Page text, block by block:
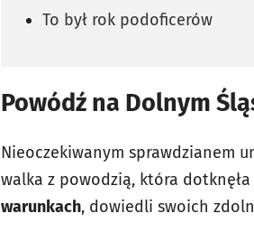
To był rok podoficerów
Powódź na Dolnym
Nieoczekiwanym sprawdzianem
walka z powodzią, która dotknęła
warunkach, dowiedli swoich